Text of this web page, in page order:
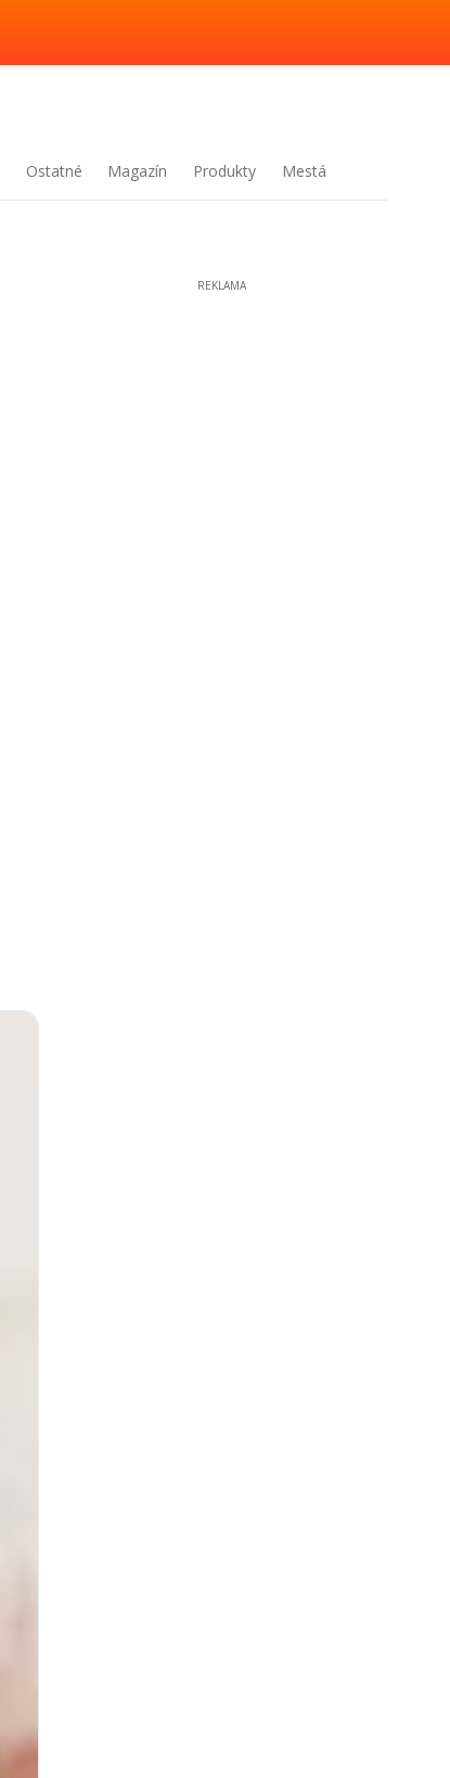
Ostatné Magazín Produkty Mestá
REKLAMA